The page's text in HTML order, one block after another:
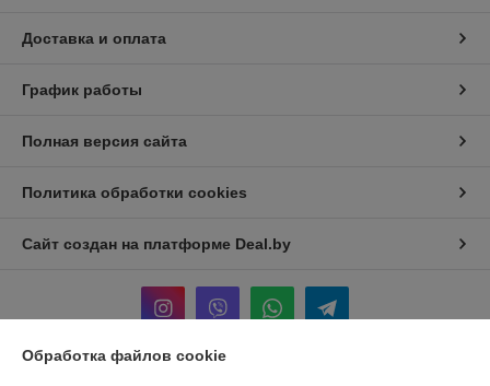
Доставка и оплата
График работы
Полная версия сайта
Политика обработки cookies
Сайт создан на платформе Deal.by
Обработка файлов cookie